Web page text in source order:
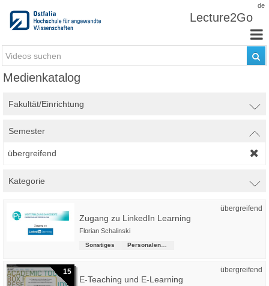
de
Lecture2Go
Medienkatalog
Fakultät/Einrichtung
Semester
übergreifend
Kategorie
übergreifend
Zugang zu LinkedIn Learning
Florian Schalinski
Sonstiges
15 übergreifend
E-Teaching und E-Learning